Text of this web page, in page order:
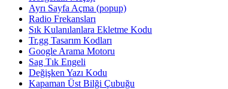
Ayrı Sayfa Açma (popup)
Radio Frekansları
Sık Kulanılanlara Ekletme Kodu
Tr.gg Tasarım Kodları
Google Arama Motoru
Sag Tık Engeli
Değişken Yazı Kodu
Kapaman Üst Bilği Çubuğu